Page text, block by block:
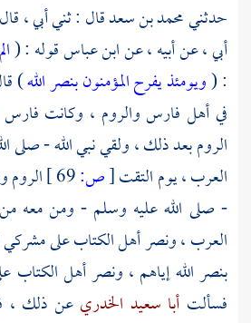
حدثنيمحمد بن سعدقال : ثني أبي ،
أبي ، عن أبيه ، عنابن عباسقوله : (
: (ويومئذ يفرح المؤمنون بنصر الله)
فيأهل فارسوالروم ، وكانت فارس
الرومبعد ذلك ، ولقي نبي الله - صلى
العرب ، يوم التقت[ص: الروم
- صلى الله عليه وسلم - ومن معه
العرب ، ونصر أهل الكتاب على مشركي
بنصر الله إياهم ، ونصر أهل الكتاب
فسألت أبا سعيد الخدريعن ذلك ،